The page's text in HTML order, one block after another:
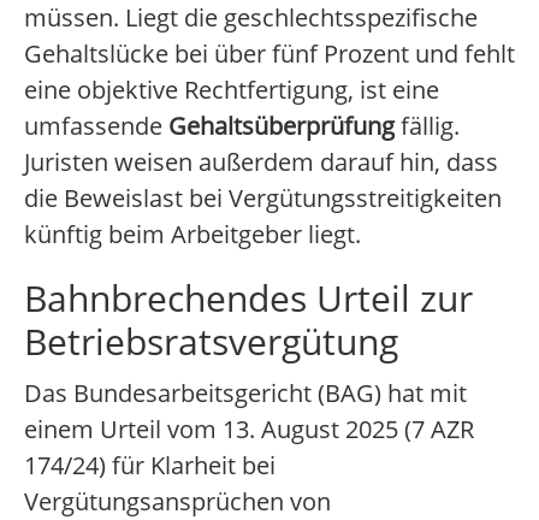
müssen. Liegt die geschlechtsspezifische
Gehaltslücke bei über fünf Prozent und fehlt
eine objektive Rechtfertigung, ist eine
umfassende Gehaltsüberprüfungfällig.
Juristen weisen außerdem darauf hin, dass
die Beweislast bei Vergütungsstreitigkeiten
künftig beim Arbeitgeber liegt.
Bahnbrechendes Urteil zur
Betriebsratsvergütung
Das Bundesarbeitsgericht (BAG) hat mit
einem Urteil vom 13. August 2025 (7 AZR
174/24) für Klarheit bei
Vergütungsansprüchen von